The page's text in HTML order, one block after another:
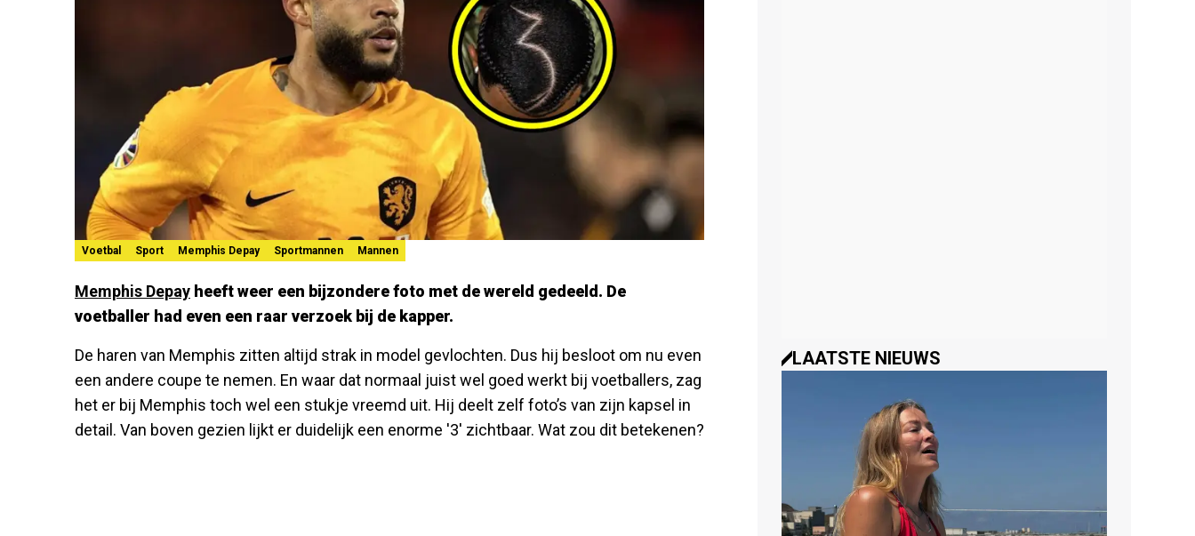
Voetbal Sport Memphis Depay Sportmannen Mannen
Memphis Depay heeft weer een bijzondere foto met de wereld gedeeld. De
voetballer had even een raar verzoek bij de kapper.
De haren van Memphis zitten altijd strak in model gevlochten. Dus hij besloot om nu even
een andere coupe te nemen. En waar dat normaal juist wel goed werkt bij voetballers, zag
het er bij Memphis toch wel een stukje vreemd uit. Hij deelt zelf foto’s van zijn kapsel in
detail. Van boven gezien lijkt er duidelijk een enorme '3' zichtbaar. Wat zou dit betekenen?
LAATSTE NIEUWS